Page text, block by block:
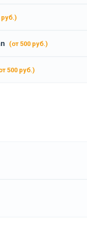
руб.)
(от 500 руб.)
500 руб.)